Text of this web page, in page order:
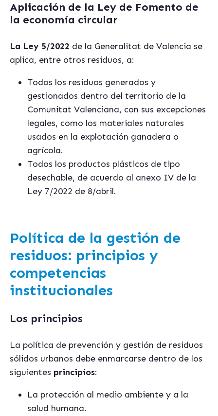
Aplicación de la Ley de Fomento de
la economía circular
La Ley 5/2022 de la Generalitat de Valencia se
aplica, entre otros residuos, a:
Todos los residuos generados y
gestionados dentro del territorio de la
Comunitat Valenciana, con sus excepciones
legales, como los materiales naturales
usados en la explotación ganadera o
agrícola.
Todos los productos plásticos de tipo
desechable, de acuerdo al anexo IV de la
Ley 7/2022 de 8/abril.
Política de la gestión de
residuos: principios y
competencias
institucionales
Los principios
La política de prevención y gestión de residuos
sólidos urbanos debe enmarcarse dentro de los
siguientes principios:
La protección al medio ambiente y a la
salud humana.